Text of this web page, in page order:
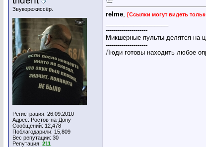
Звукорежиссёр.
Регистрация: 26.09.2010
Адрес: Ростов-на-Дону
Сообщений: 12,478
Поблагодарили: 15,809
Вес репутации: 30
Репутация: 211
relme, [Ссылки могут видеть
---------------------
Микшерные пульты делятся на
---------------------
Люди готовы находить любое